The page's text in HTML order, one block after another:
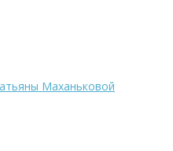
Маханьковой